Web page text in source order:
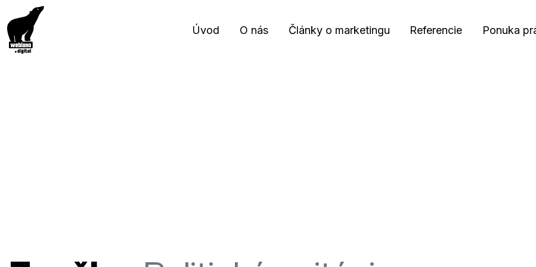
Úvod O nás Články o marketingu Referencie Ponuka